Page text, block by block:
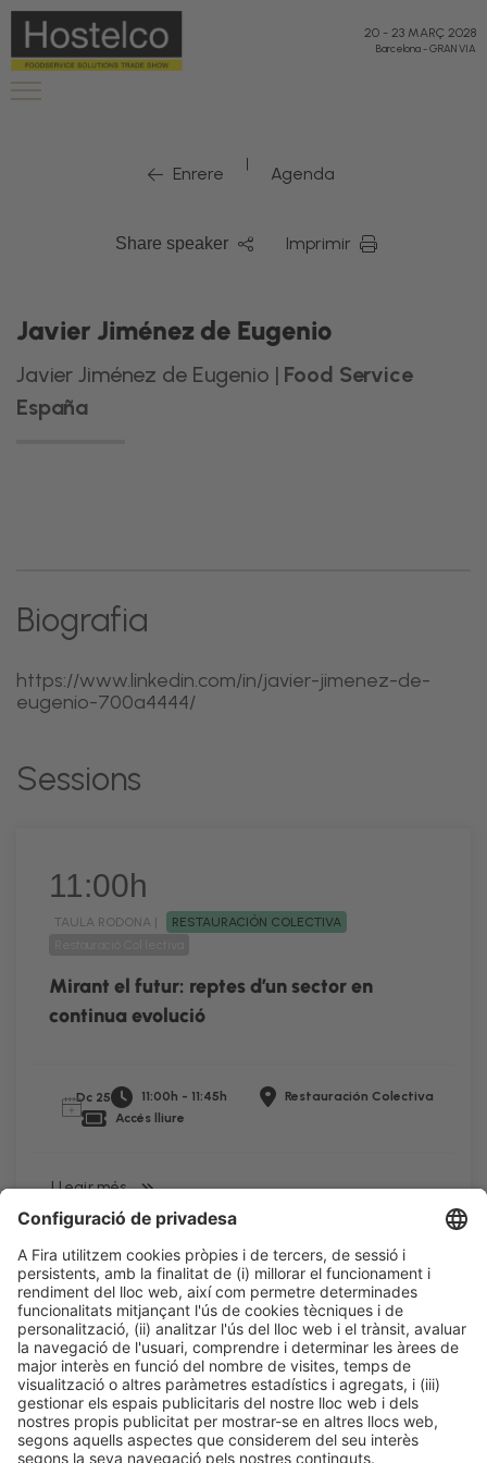
20 - 23 MARÇ 2028
Barcelona-GRAN VIA
Enrere | Agenda
Share speaker Imprimir
Javier Jiménez de Eugenio
Javier Jiménez de Eugenio | Food Service
España
Biografia
https://www.linkedin.com/in/javier-jimenez-de-
eugenio-700a4444/
Sessions
11:00h
TAULA RODONA |
RESTAURACIÓN COLECTIVA
Mirant el futur: reptes d’un sector en
continua evolució
Dc 25 11:00h - 11:45h
Restauración Colectiva
Accés lliure
LLegir més